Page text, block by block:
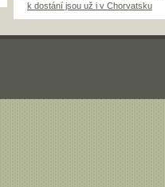
k dostání jsou už i v Chorvatsku